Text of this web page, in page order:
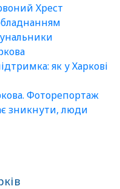
Хрест
як у Харкові
Фоторепортаж
зникнути, люди